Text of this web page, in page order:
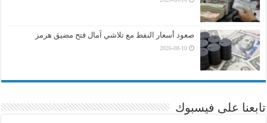
صعود أسعار النفط مع تلاشي آمال فتح مضيق هرمز
2026-08-10
تابعنا على فيسبوك